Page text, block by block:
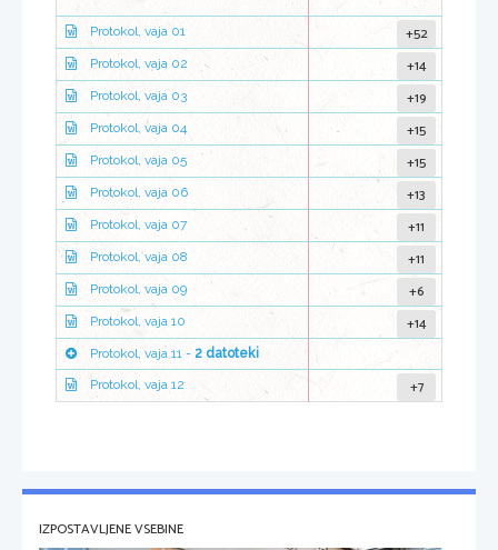
Protokol, vaja 01 +52
Protokol, vaja 02 +14
Protokol, vaja 03 +19
Protokol, vaja 04 +15
Protokol, vaja 05 +15
Protokol, vaja 06 +13
Protokol, vaja 07 +11
Protokol, vaja 08 +11
Protokol, vaja 09 +6
Protokol, vaja 10 +14
Protokol, vaja 11 - 2 datoteki
Protokol, vaja 12
+7
IZPOSTAVLJENE VSEBINE